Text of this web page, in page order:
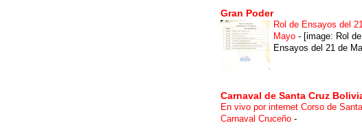
Gran Poder
Rol de Ensayos del
Mayo - [image: Rol de
Ensayos del 21 de
Carnaval de Santa Cruz
En vivo por internet Corso de
Carnaval Cruceño -